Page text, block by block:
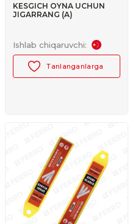
KESGICH OYNA UCHUN
JIGARRANG (A)
Ishlab chiqaruvchi:
Tanlanganlarga